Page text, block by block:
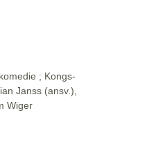
; Kongs-
Janss (ansv.),
Wiger